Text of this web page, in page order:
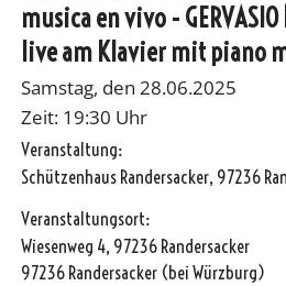
musica en vivo - GERVASIO
live am Klavier mit piano
Samstag, den 28.06.2025
Zeit: 19:30 Uhr
Veranstaltung:
Schützenhaus Randersacker, 97236
Veranstaltungsort:
Wiesenweg 4, 97236 Randersacker
97236 Randersacker (bei Würzburg)